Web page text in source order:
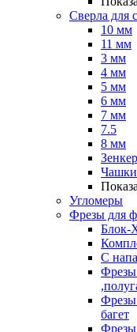
Сверла для
10 мм
11 мм
3 мм
4 мм
5 мм
6 мм
7 мм
7.5
8 мм
Чашки
Угломеры
Фрезы для
Блок-
С
Фрезы
Фрезы
багет
Фрезы